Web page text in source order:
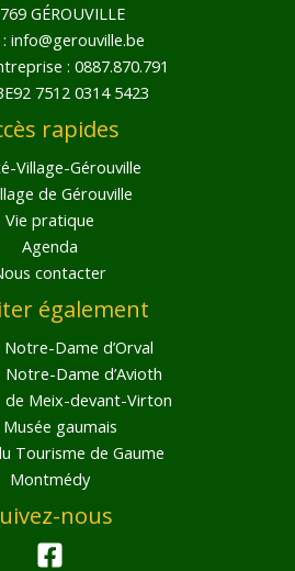
GÉROUVILLE
info@gerouville.be
: 0887.870.791
7512 0314 5423
rapides
Village-Gérouville
de Gérouville
Vie pratique
Agenda
contacter
également
Dame d’Orval
Notre-Dame d’Avioth
de Meix-devant-Virton
Musée gaumais
Tourisme de Gaume
Montmédy
nous